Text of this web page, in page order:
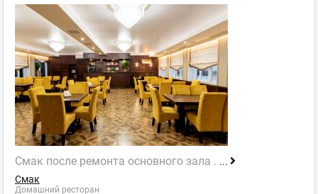
Смак после ремонта основного зала . ...
Смак
Домашний ресторан